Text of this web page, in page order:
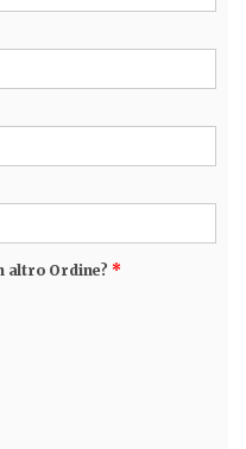
altro Ordine? *